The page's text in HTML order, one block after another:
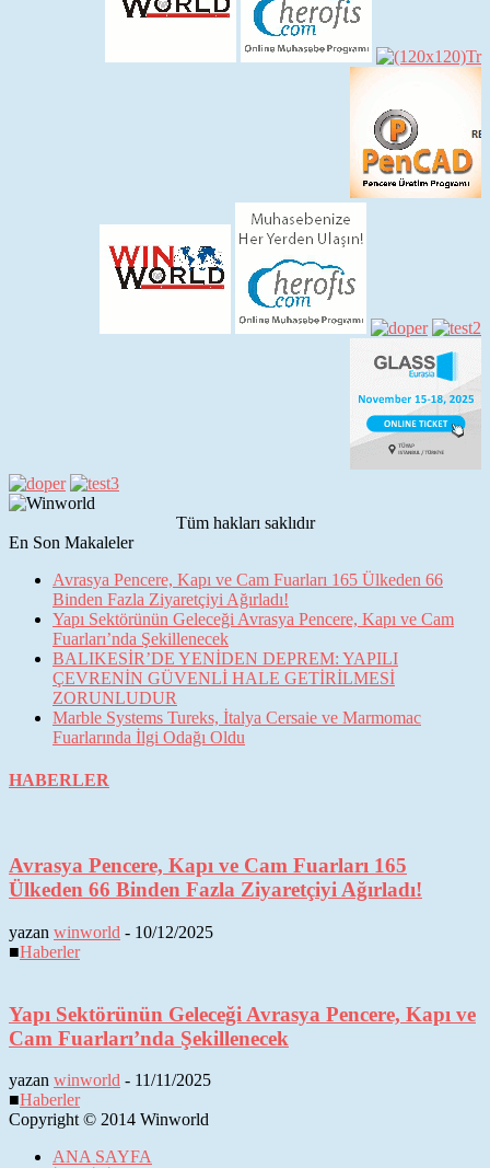
Tüm hakları saklıdır
En Son Makaleler
Avrasya Pencere, Kapı ve Cam Fuarları 165 Ülkeden 66
Binden Fazla Ziyaretçiyi Ağırladı!
Yapı Sektörünün Geleceği Avrasya Pencere, Kapı ve Cam
Fuarları’nda Şekillenecek
BALIKESİR’DE YENİDEN DEPREM: YAPILI
ÇEVRENİN GÜVENLİ HALE GETİRİLMESİ
ZORUNLUDUR
Marble Systems Tureks, İtalya Cersaie ve Marmomac
Fuarlarında İlgi Odağı Oldu
HABERLER
Avrasya Pencere, Kapı ve Cam Fuarları 165
Ülkeden 66 Binden Fazla Ziyaretçiyi Ağırladı!
yazan winworld - 10/12/2025
■Haberler
Yapı Sektörünün Geleceği Avrasya Pencere, Kapı ve
Cam Fuarları’nda Şekillenecek
yazan winworld - 11/11/2025
■Haberler
Copyright © 2014 Winworld
ANA SAYFA